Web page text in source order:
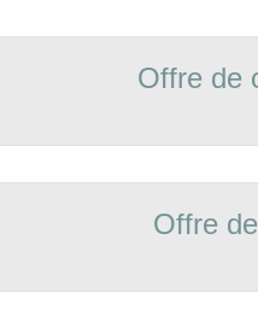
Offre de
Offre